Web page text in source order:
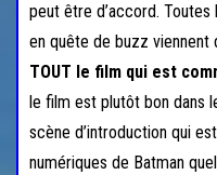
peut être d’accord.
en quête de buzz viennent
TOUT le film qui est
le film est plutôt bon dans
scène d’introduction qui
numériques de Batman